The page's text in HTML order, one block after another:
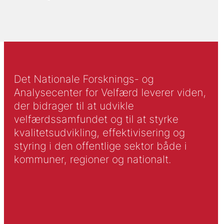
Det Nationale Forsknings- og
Analysecenter for Velfærd leverer viden,
der bidrager til at udvikle
velfærdssamfundet og til at styrke
kvalitetsudvikling, effektivisering og
styring i den offentlige sektor både i
kommuner, regioner og nationalt.